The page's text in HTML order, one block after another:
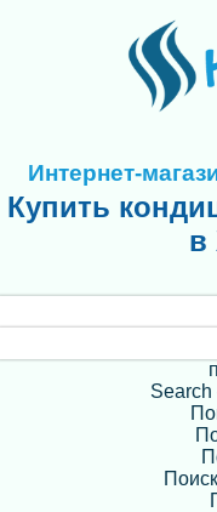
Интернет-
Купить
в
Search